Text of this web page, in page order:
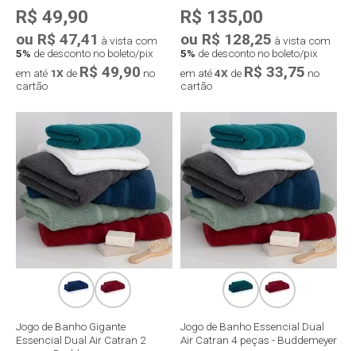
R$ 49,90
ou R$ 47,41 à vista com
5% de desconto no boleto/pix
em até 1X de R$ 49,90 no
cartão
Compra rápida
R$ 135,00
ou R$ 128,25 à vista com
5% de desconto no boleto/pix
em até4X de R$ 33,75 no
cartão
Compra rápida
Jogo de Banho Gigante
Essencial Dual Air Catran 2
Jogo de Banho Essencial Dual
Air Catran 4 peças - Buddemeyer